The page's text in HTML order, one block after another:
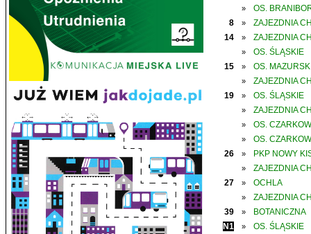
»
OS.
8
»
ZAJEZDNIA
14
» ZAJEZDNIA
»
OS. ŚLĄSKIE
15
» OS.
»
ZAJEZDNIA
19
» OS. ŚLĄSKIE
» ZAJEZDNIA
» OS.
»
OS.
26
» PKP NOWY
»
ZAJEZDNIA
27
» OCHLA
»
ZAJEZDNIA
39
»
BOTANICZNA
N1
»
OS. ŚLĄSKIE